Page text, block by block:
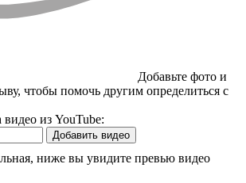
Добавьте фото и
чтобы помочь другим определиться с
видео из YouTube:
Добавить видео
ниже вы увидите превью видео